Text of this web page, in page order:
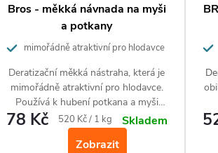
Bros - měkká návnada na myši
a potkany
mimořádně atraktivní pro hlodavce
Deratizační měkká nástraha, která je
mimořádně atraktivní pro hlodavce.
Používá k hubení potkana a myši
domácí v domácnostech a
komunální oblasti.
78 Kč
Měrná
520 Kč / 1 kg
Skladem
Zobrazit